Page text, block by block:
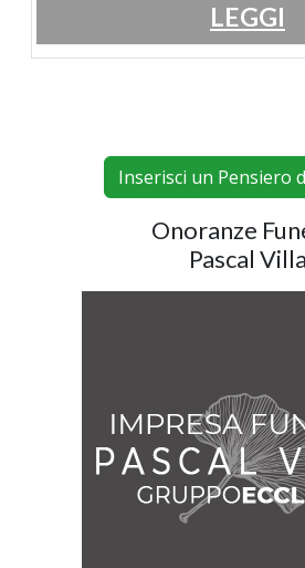
LEGGI
Inserisci un Pensiero
Onoranze
Pascal Villa